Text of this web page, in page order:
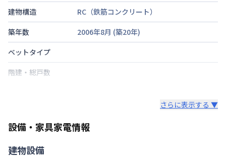
建物構造
RC（鉄筋コンクリート）
築年数
2006年8月 (築20年)
ベットタイプ
階建・総戸数
禁煙・喫煙
禁煙
さらに表示する ▼
設備・家具家電情報
建物設備